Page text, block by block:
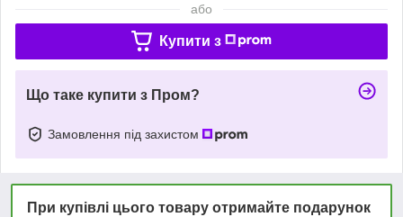
або
Купити з
Що таке купити з Пром?
Замовлення під захистом
При купівлі цього товару отримайте подарунок